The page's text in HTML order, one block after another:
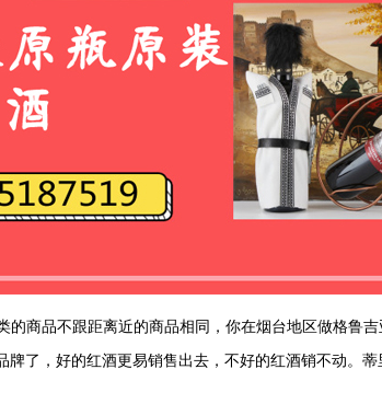
品不跟距离近的商品相同，你在烟台地区做格鲁
了，好的红酒更易销售出去，不好的红酒销不动。